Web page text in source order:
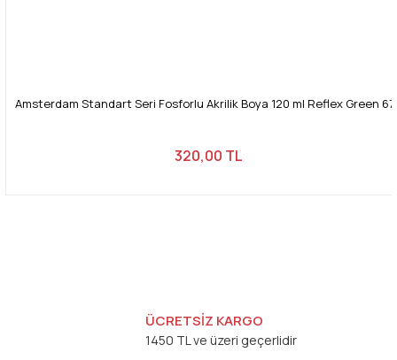
Amsterdam Standart Seri Fosforlu Akrilik Boya 120 ml Reflex Green
320,00 TL
ÜCRETSİZ KARGO
1450 TL ve üzeri geçerlidir